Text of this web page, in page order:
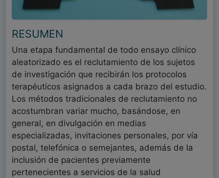
RESUMEN
Una etapa fundamental de todo ensayo clínico
aleatorizado es el reclutamiento de los sujetos
de investigación que recibirán los protocolos
terapéuticos asignados a cada brazo del estudio.
Los métodos tradicionales de reclutamiento no
acostumbran variar mucho, basándose, en
general, en divulgación en medias
especializadas, invitaciones personales, por vía
postal, telefónica o semejantes, además de la
inclusión de pacientes previamente
pertenecientes a servicios de la salud